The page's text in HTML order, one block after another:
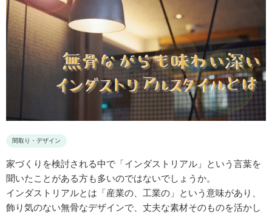
間取り・デザイン
家づくりを検討される中で「インダストリアル」という言葉を
聞いたことがある方も多いのではないでしょうか。
インダストリアルとは「産業の、工業の」という意味があり、
飾り気のない無骨なデザインで、丈夫な素材そのものを活かし